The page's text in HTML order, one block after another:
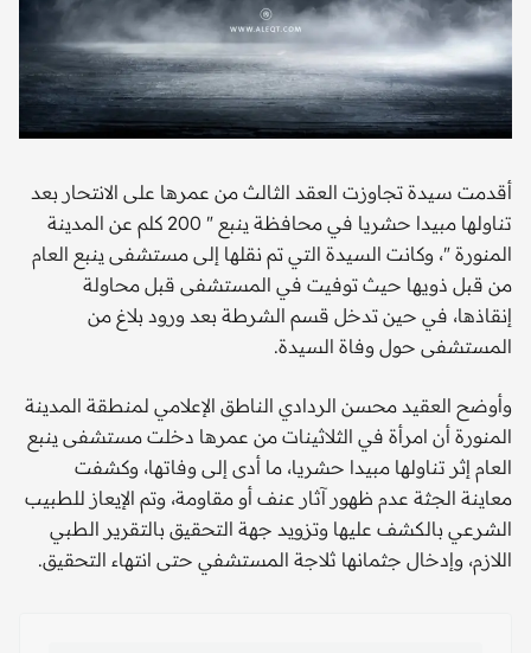
أقدمت سيدة تجاوزت العقد الثالث من عمرها على الانتحار بعد
تناولها مبيدا حشريا في محافظة ينبع " 200 كلم عن المدينة
المنورة "، وكانت السيدة التي تم نقلها إلى مستشفى ينبع العام
من قبل ذويها حيث توفيت في المستشفى قبل محاولة
إنقاذها، في حين تدخل قسم الشرطة بعد ورود بلاغ من
المستشفى حول وفاة السيدة.
وأوضح العقيد محسن الردادي الناطق الإعلامي لمنطقة المدينة
المنورة أن امرأة في الثلاثينات من عمرها دخلت مستشفى ينبع
العام إثر تناولها مبيدا حشريا، ما أدى إلى وفاتها، وكشفت
معاينة الجثة عدم ظهور آثار عنف أو مقاومة، وتم الإيعاز للطبيب
الشرعي بالكشف عليها وتزويد جهة التحقيق بالتقرير الطبي
اللازم، وإدخال جثمانها ثلاجة المستشفي حتى انتهاء التحقيق.